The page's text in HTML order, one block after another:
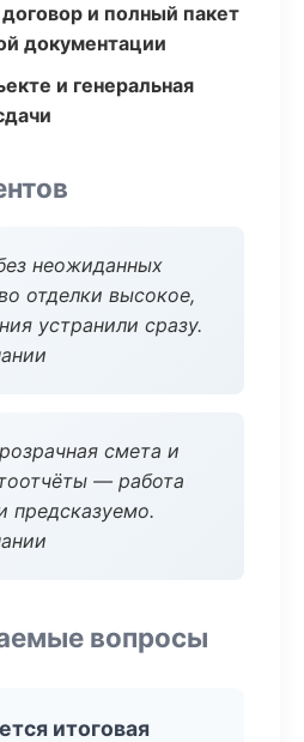
и полный пакет
документации
и генеральная
неожиданных
отделки высокое,
устранили сразу.
смета и
— работа
предсказуемо.
вопросы
итоговая